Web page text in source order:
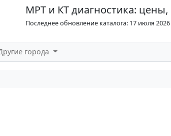
МРТ и КТ диагностика:
Последнее обновление каталога: 17 июля 2026
города